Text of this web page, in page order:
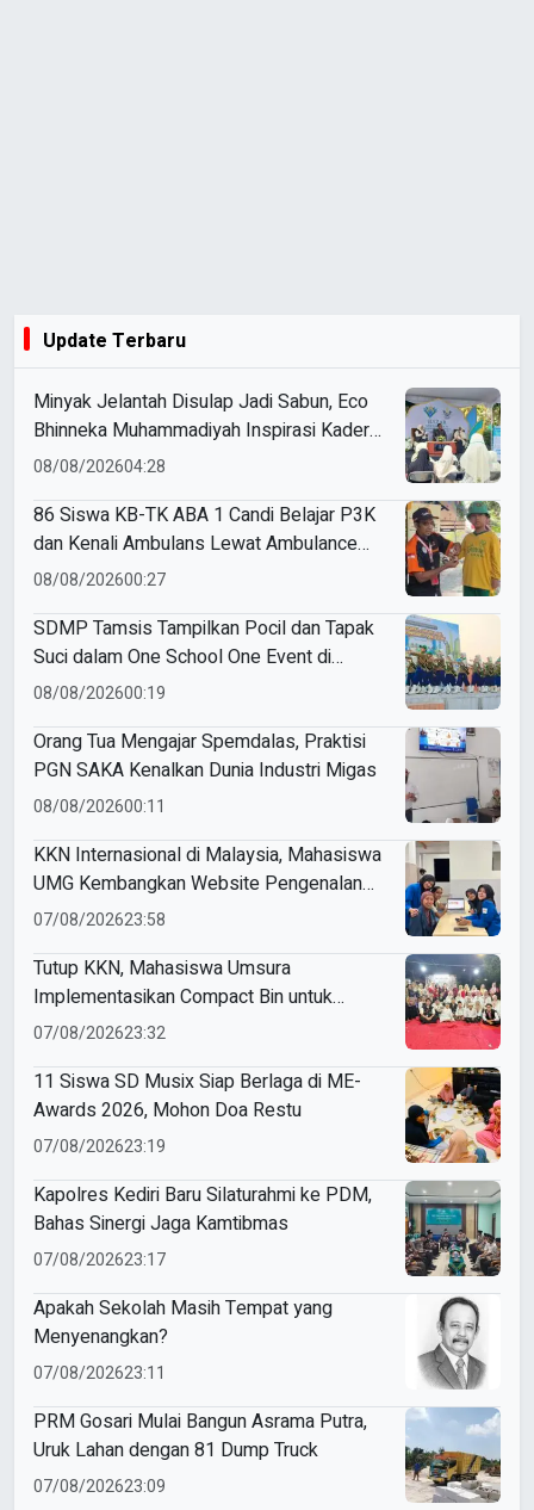
Update Terbaru
Minyak Jelantah Disulap Jadi Sabun, Eco
Bhinneka Muhammadiyah Inspirasi Kader
Nasyiatul Aisyiyah
08/08/202604:28
86 Siswa KB-TK ABA 1 Candi Belajar P3K
dan Kenali Ambulans Lewat Ambulance
Goes to Schools
08/08/202600:27
SDMP Tamsis Tampilkan Pocil dan Tapak
Suci dalam One School One Event di
Mojokerto
08/08/202600:19
Orang Tua Mengajar Spemdalas, Praktisi
PGN SAKA Kenalkan Dunia Industri Migas
08/08/202600:11
KKN Internasional di Malaysia, Mahasiswa
UMG Kembangkan Website Pengenalan
Budaya Indonesia
07/08/202623:58
Tutup KKN, Mahasiswa Umsura
Implementasikan Compact Bin untuk
Sampah Anorganik di Ketabang
07/08/202623:32
11 Siswa SD Musix Siap Berlaga di ME-
Awards 2026, Mohon Doa Restu
07/08/202623:19
Kapolres Kediri Baru Silaturahmi ke PDM,
Bahas Sinergi Jaga Kamtibmas
07/08/202623:17
Apakah Sekolah Masih Tempat yang
Menyenangkan?
07/08/202623:11
PRM Gosari Mulai Bangun Asrama Putra,
Uruk Lahan dengan 81 Dump Truck
07/08/202623:09